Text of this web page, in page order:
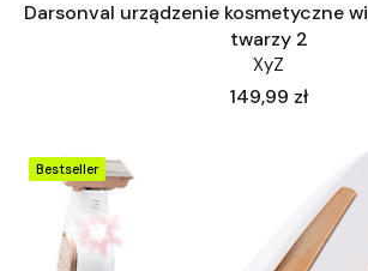
Darsonval urządzenie kosmetyczne
twarzy 2
XyZ
Cena
149,99 zł
Bestseller